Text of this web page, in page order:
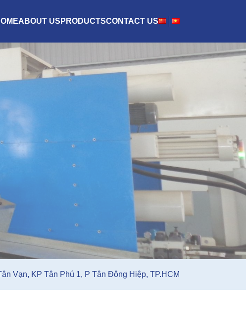
ABOUT US PRODUCTSCONTACT US
Vạn, KP Tân Phú 1, P Tân Đông Hiệp, TP.HCM